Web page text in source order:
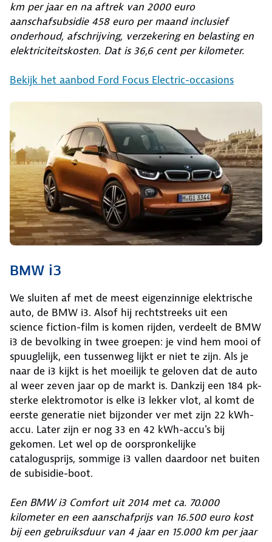
km per jaar en na aftrek van 2000 euro
aanschafsubsidie 458 euro per maand inclusief
onderhoud, afschrijving, verzekering en belasting en
elektriciteitskosten. Dat is 36,6 cent per kilometer.
Bekijk het aanbod Ford Focus Electric-occasions
BMW i3
We sluiten af met de meest eigenzinnige elektrische
auto, de BMW i3. Alsof hij rechtstreeks uit een
science fiction-film is komen rijden, verdeelt de BMW
i3 de bevolking in twee groepen: je vind hem mooi of
spuuglelijk, een tussenweg lijkt er niet te zijn. Als je
naar de i3 kijkt is het moeilijk te geloven dat de auto
al weer zeven jaar op de markt is. Dankzij een 184 pk-
sterke elektromotor is elke i3 lekker vlot, al komt de
eerste generatie niet bijzonder ver met zijn 22 kWh-
accu. Later zijn er nog 33 en 42 kWh-accu's bij
gekomen. Let wel op de oorspronkelijke
catalogusprijs, sommige i3 vallen daardoor net buiten
de subisidie-boot.
Een BMW i3 Comfort uit 2014 met ca. 70.000
kilometer en een aanschafprijs van 16.500 euro kost
bij een gebruiksduur van 4 jaar en 15.000 km per jaar